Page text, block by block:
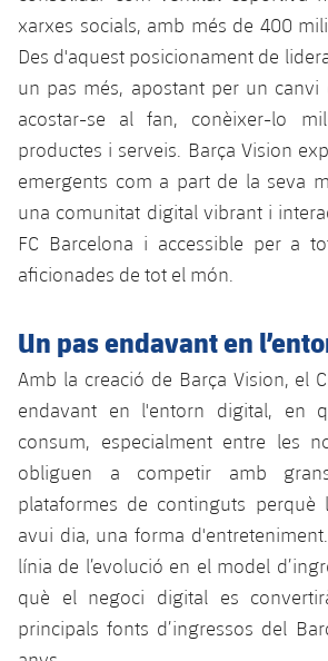
xarxes socials, amb més de 400
Des d'aquest posicionament de
un pas més, apostant per un canvi
acostar-se al fan, conèixer-lo
productes i serveis. Barça Vision
emergents com a part de la seva
una comunitat digital vibrant i
FC Barcelona i accessible per a
aficionades de tot el món.
Un pas endavant en
Amb la creació de Barça Vision, el
endavant en l'entorn digital, en
consum, especialment entre les
obliguen a competir amb
plataformes de continguts perquè
avui dia, una forma
línia de l’evolució en el model
què el negoci digital es
principals fonts d’ingressos del